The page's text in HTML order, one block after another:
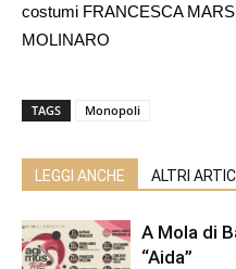
costumi FRANCESCA
MOLINARO
TAGS Monopoli
LEGGI ANCHE ALTRI
A Mola di
“Aida”